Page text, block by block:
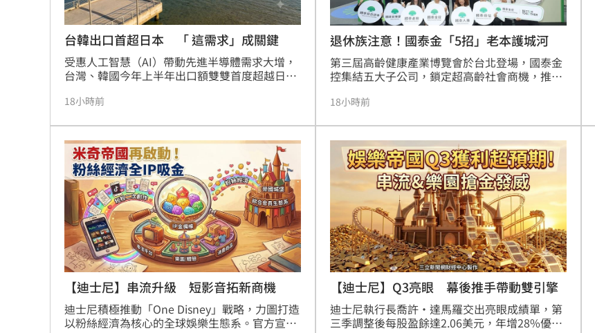
台韓出口首超日本 「 這需求」成關鍵
受惠人工智慧（AI）帶動先進半導體需求大增，
台灣、韓國今年上半年出口額雙雙首度超越日
關材料及製造設備，因此從這波需求中獲得的效
18小時前
退休族注意！國泰金「5招」老本護城河
第三屆高齡健康產業博覽會於台北登場，國泰金
控集結五大子公司，鎖定超高齡社會商機，推出
及外溢保單深耕預防醫學；國泰世華銀行則透過
失。此外，國泰產險與證券分別針對高齡日常移
動安全及退休資產配置，提供保險缺口補足與防
詐理財教育。國泰投信則以「雙核心」策略，結
合熱門高股息ETF搶攻退休除息商機。國泰金控
透過金融與保險機制的整合，將專業服務轉化為
互動體驗，不僅協助長者建立資產護城河，更精
準對應樂齡族群在健康管理、資產傳承與日常防
詐上的核心痛點，全面布局未來高齡金融市場。
18小時前
【迪士尼】串流升級 短影音拓新商機
迪士尼積極推動「One Disney」戰略，力圖打造
以粉絲經濟為核心的全球娛樂生態系。官方宣布
【迪士尼】Q3亮眼 幕後推手帶動雙引擎
迪士尼執行長喬許・達馬羅交出亮眼成績單，第
三季調整後每股盈餘達2.06美元，年增28%優於